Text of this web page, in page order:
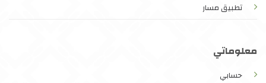
تطبيق مسار
معلوماتي
حسابي